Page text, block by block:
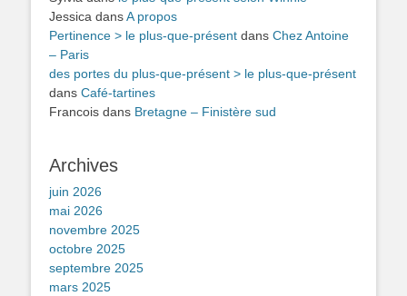
Jessica dansA propos
Pertinence > le plus-que-présent dans Chez Antoine
– Paris
des portes du plus-que-présent > le plus-que-présent
dans Café-tartines
Francois dans Bretagne – Finistère sud
Archives
juin 2026
mai 2026
novembre 2025
octobre 2025
septembre 2025
mars 2025